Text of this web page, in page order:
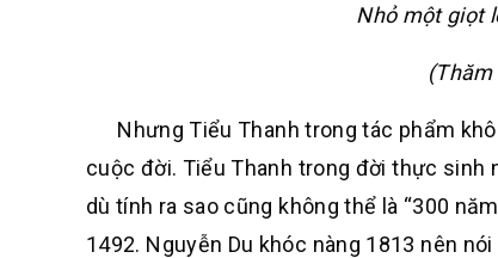
Nhỏ một giọt
Nhưng Tiểu Thanh trong tác phẩm
cuộc đời. Tiểu Thanh trong đời thực sinh
dù tính ra sao cũng không thể là “300
1492. Nguyễn Du khóc nàng 1813 nên